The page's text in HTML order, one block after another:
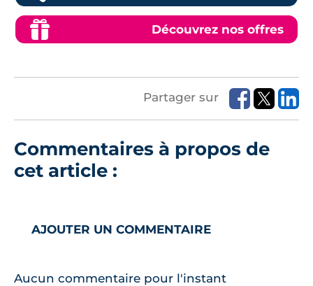
Découvrez nos offres
Partager sur
Commentaires à propos de
cet article :
AJOUTER UN COMMENTAIRE
Aucun commentaire pour l'instant